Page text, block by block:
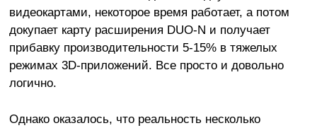
видеокартами, некоторое время работает, а потом
докупает карту расширения DUO-N и получает
прибавку производительности 5-15% в тяжелых
режимах 3D-приложений. Все просто и довольно
логично.
Однако оказалось, что реальность несколько